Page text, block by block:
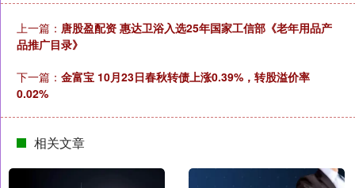
上一篇： 唐股盈配资 惠达卫浴入选25年国家工信部《老年用品产
品推广目录》
下一篇： 金富宝 10月23日春秋转债上涨0.39%，转股溢价率
0.02%
相关文章